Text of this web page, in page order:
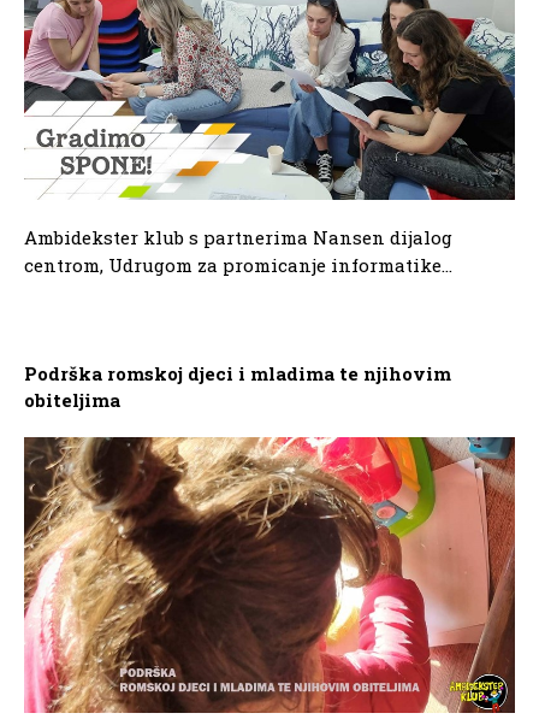
Ambidekster klub s partnerima Nansen dijalog
centrom, Udrugom za promicanje informatike...
Podrška romskoj djeci i mladima te njihovim
obiteljima